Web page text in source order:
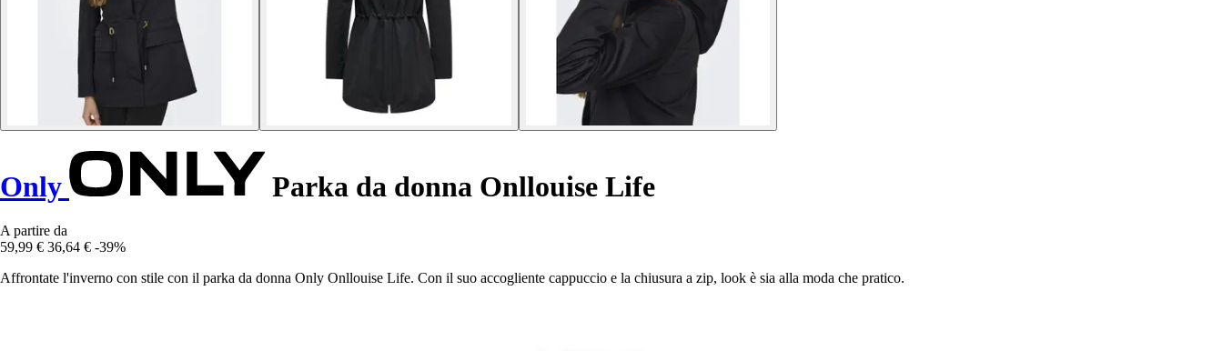
Only Parka da donna Onllouise Life
A partire da
59,99 € 36,64 € -39%
Affrontate l'inverno con stile con il parka da donna Only Onllouise Life. Con il suo accogliente cappuccio e la chiusura a zip, look è sia alla moda che pratico.